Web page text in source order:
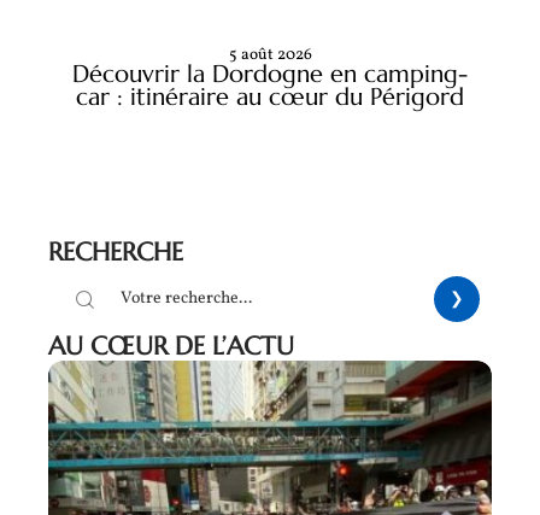
Découvrir la Dordogne en camping-
car : itinéraire au cœur du Périgord
5 août 2026
RECHERCHE
AU CŒUR DE L’ACTU